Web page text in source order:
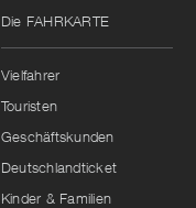
Die FAHRKARTE
Vielfahrer
Touristen
Geschäftskunden
Deutschlandticket
Kinder & Familien